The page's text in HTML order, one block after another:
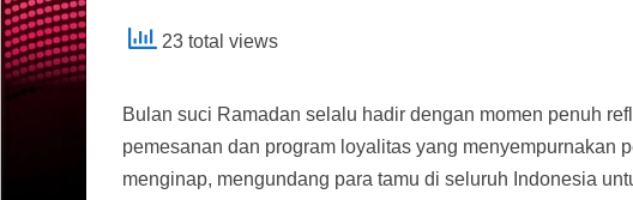
23 total views
Bulan suci Ramadan selalu hadir dengan momen penuh
pemesanan dan program loyalitas yang menyempurnakan
menginap, mengundang para tamu di seluruh Indonesia